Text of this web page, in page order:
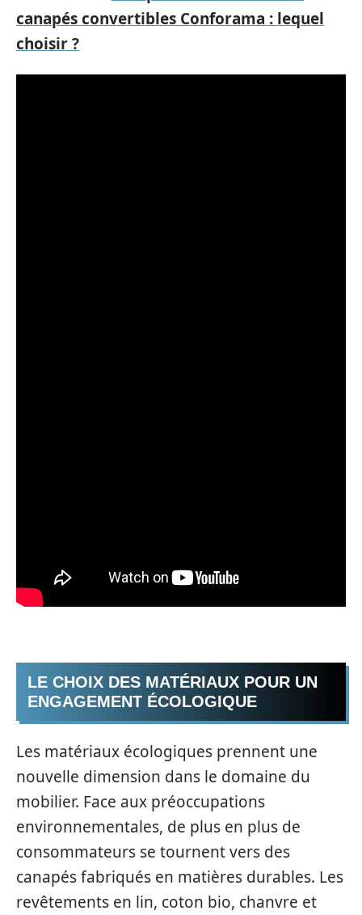
canapés convertibles Conforama : lequel
choisir ?
LE CHOIX DES MATÉRIAUX POUR UN
ENGAGEMENT ÉCOLOGIQUE
Les matériaux écologiques prennent une
nouvelle dimension dans le domaine du
mobilier. Face aux préoccupations
environnementales, de plus en plus de
consommateurs se tournent vers des
canapés fabriqués en matières durables. Les
revêtements en lin, coton bio, chanvre et